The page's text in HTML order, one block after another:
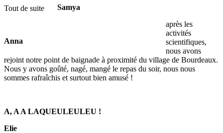
Samya
Anna
Tout de suite
après les
activités
scientifiques,
nous avons
rejoint notre point de baignade à proximité du village de Bourdeaux.
Nous y avons goûté, nagé, mangé le repas du soir, nous nous
sommes rafraîchis et surtout bien amusé !
A, A A LAQUEULEULEU !
Elie